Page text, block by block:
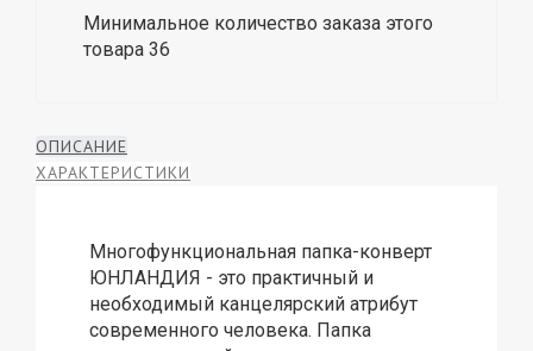
Минимальное количество заказа этого
товара 36
ОПИСАНИЕ
ХАРАКТЕРИСТИКИ
Многофункциональная папка-конверт
ЮНЛАНДИЯ - это практичный и
необходимый канцелярский атрибут
современного человека. Папка